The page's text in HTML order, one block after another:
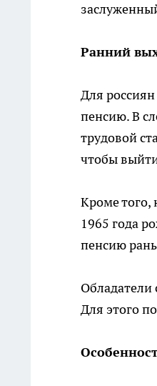
Ранний
Для
пенсию. В
трудовой
чтобы
Кроме того,
1965 года
пенсию
Обладатели
Для этого